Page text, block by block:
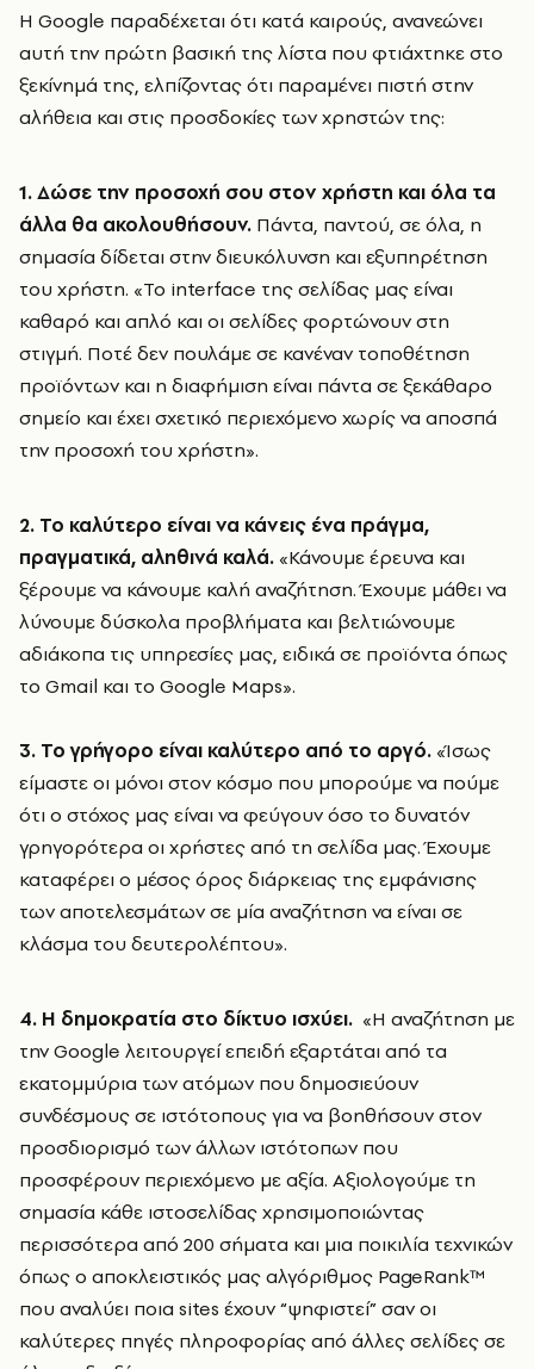
Η Google παραδέχεται ότι κατά καιρούς, ανανεώνει
αυτή την πρώτη βασική της λίστα που φτιάχτηκε στο
ξεκίνημά της, ελπίζοντας ότι παραμένει πιστή στην
αλήθεια και στις προσδοκίες των χρηστών της:
1. Δώσε την προσοχή σου στον χρήστη και όλα τα
άλλα θα ακολουθήσουν. Πάντα, παντού, σε όλα, η
σημασία δίδεται στην διευκόλυνση και εξυπηρέτηση
του χρήστη. «Το interface της σελίδας μας είναι
καθαρό και απλό και οι σελίδες φορτώνουν στη
στιγμή. Ποτέ δεν πουλάμε σε κανέναν τοποθέτηση
προϊόντων και η διαφήμιση είναι πάντα σε ξεκάθαρο
σημείο και έχει σχετικό περιεχόμενο χωρίς να αποσπά
την προσοχή του χρήστη».
2. Το καλύτερο είναι να κάνεις ένα πράγμα,
πραγματικά, αληθινά καλά. «Κάνουμε έρευνα και
ξέρουμε να κάνουμε καλή αναζήτηση. Έχουμε μάθει να
λύνουμε δύσκολα προβλήματα και βελτιώνουμε
αδιάκοπα τις υπηρεσίες μας, ειδικά σε προϊόντα όπως
το Gmail και το Google Maps».
3. Το γρήγορο είναι καλύτερο από το αργό. «Ίσως
είμαστε οι μόνοι στον κόσμο που μπορούμε να πούμε
ότι ο στόχος μας είναι να φεύγουν όσο το δυνατόν
γρηγορότερα οι χρήστες από τη σελίδα μας. Έχουμε
καταφέρει ο μέσος όρος διάρκειας της εμφάνισης
των αποτελεσμάτων σε μία αναζήτηση να είναι σε
κλάσμα του δευτερολέπτου».
4. Η δημοκρατία στο δίκτυο ισχύει. «Η αναζήτηση με
την Google λειτουργεί επειδή εξαρτάται από τα
εκατομμύρια των ατόμων που δημοσιεύουν
συνδέσμους σε ιστότοπους για να βοηθήσουν στον
προσδιορισμό των άλλων ιστότοπων που
προσφέρουν περιεχόμενο με αξία. Αξιολογούμε τη
σημασία κάθε ιστοσελίδας χρησιμοποιώντας
περισσότερα από 200 σήματα και μια ποικιλία τεχνικών
όπως ο αποκλειστικός μας αλγόριθμος PageRank™
που αναλύει ποια sites έχουν “ψηφιστεί” σαν οι
καλύτερες πηγές πληροφορίας από άλλες σελίδες σε